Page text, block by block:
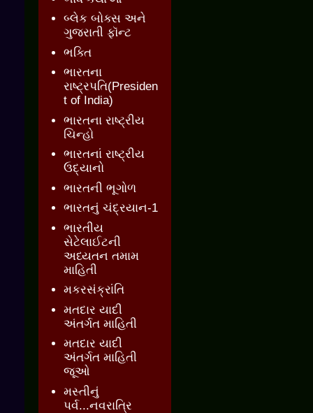
બ્લેક બોક્સ અને
ગુજરાતી ફૉન્ટ
ભક્તિ
ભારતના
રાષ્ટ્રપતિ(Presiden
t of India)
ભારતના રાષ્ટ્રીય
ચિન્હો
ભારતનાં રાષ્ટ્રીય
ઉદ્યાનો
ભારતની ભૂગોળ
ભારતનું ચંદ્રયાન-1
ભારતીય
સેટેલાઈટની
અધ્યતન તમામ
માહિતી
મકરસંક્રાંતિ
મતદાર યાદી
અંતર્ગત માહિતી
મતદાર યાદી
અંતર્ગત માહિતી
જૂઓ
મસ્તીનું
પર્વ...નવરાત્રિ